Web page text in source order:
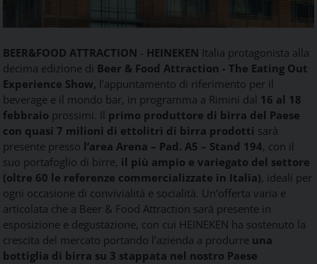
BEER&FOOD ATTRACTION - HEINEKEN Italia protagonista alla
decima edizione di Beer & Food Attraction - The Eating Out
Experience Show, l’appuntamento di riferimento per il
beverage e il mondo bar, in programma a Rimini dal 16 al 18
febbraio prossimi. Il primo produttore di birra del Paese
con quasi 7 milioni di ettolitri di birra prodotti sarà
presente presso l’area Arena – Pad. A5 – Stand 194, con il
suo portafoglio di birre, il più ampio e variegato del settore
(oltre 60 le referenze commercializzate in Italia), ideali per
ogni occasione di convivialità e socialità. Un’offerta varia e
articolata che a Beer & Food Attraction sarà presente in
esposizione e degustazione, con cui HEINEKEN ha sostenuto la
crescita del mercato portando l’azienda a produrre una
bottiglia di birra su 3 stappata nel nostro Paese